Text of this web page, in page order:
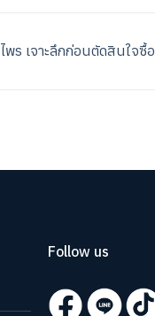
ร เจาะลึกก่อนตัดสินใจซื้อ
Follow us